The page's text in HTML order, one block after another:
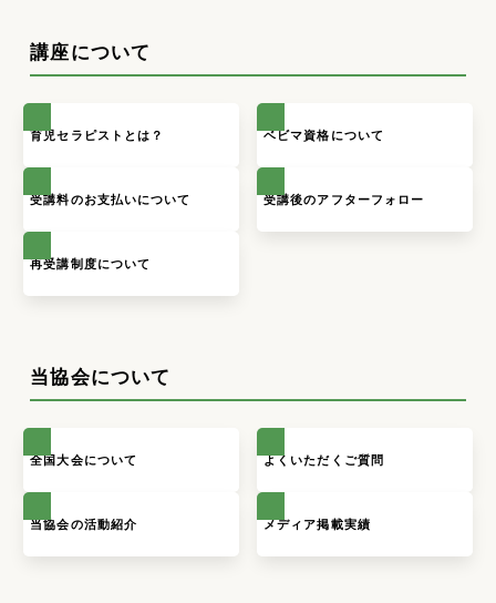
講座について
育児セラピストとは？ ベビマ資格について
受講料のお支払いについて 受講後のアフターフォロー
再受講制度について
当協会について
全国大会について よくいただくご質問
当協会の活動紹介 メディア掲載実績